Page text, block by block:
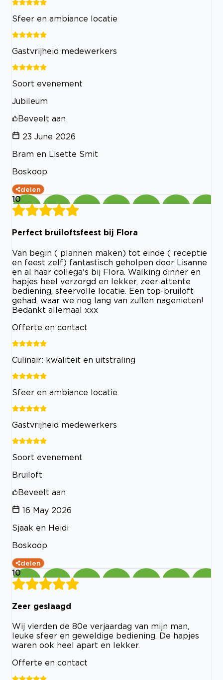
Sfeer en ambiance locatie
Gastvrijheid medewerkers
Soort evenement
Jubileum
Beveelt aan
23 June 2026
Bram en Lisette Smit
Boskoop
delen
10
Perfect bruiloftsfeest bij Flora
Van begin ( plannen maken) tot einde ( receptie
en feest zelf) fantastisch geholpen door Lisanne
en al haar collega's bij Flora. Walking dinner en
hapjes heel verzorgd en lekker, zeer attente
bediening, sfeervolle locatie. Een top-bruiloft
gehad, waar we nog lang van zullen nagenieten!
Bedankt allemaal xxx
Offerte en contact
Culinair: kwaliteit en uitstraling
Sfeer en ambiance locatie
Gastvrijheid medewerkers
Soort evenement
Bruiloft
Beveelt aan
16 May 2026
Sjaak en Heidi
Boskoop
delen
10
Zeer geslaagd
Wij vierden de 80e verjaardag van mijn man,
leuke sfeer en geweldige bediening. De hapjes
waren ook heel apart en lekker.
Offerte en contact